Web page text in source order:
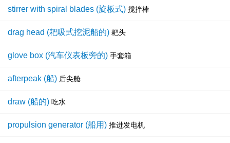
stirrer with spiral blades (旋板式) 搅拌棒
drag head (耙吸式挖泥船的) 耙头
glove box (汽车仪表板旁的) 手套箱
afterpeak (船) 后尖舱
draw (船的) 吃水
propulsion generator (船用) 推进发电机